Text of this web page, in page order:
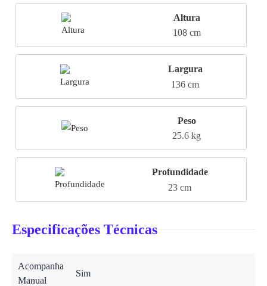
Altura
108 cm
Largura
136 cm
Peso
25.6 kg
Profundidade
23 cm
Especificações Técnicas
Acompanha
Manual
Sim